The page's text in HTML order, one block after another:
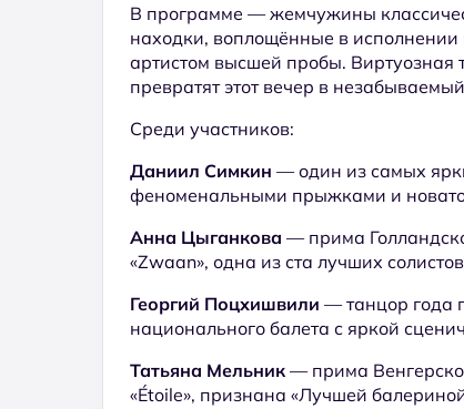
В программе — жемчужины
находки, воплощённые в исполнении
артистом высшей пробы. Виртуозная
превратят этот вечер в
Среди участников:
Даниил Симкин — один из самых
феноменальными прыжками и
Анна Цыганкова — прима
«Zwaan», одна из ста лучших
Георгий Поцхишвили — танцор года
национального балета с яркой
Татьяна Мельник — прима
«Étoile», признана «Лучшей